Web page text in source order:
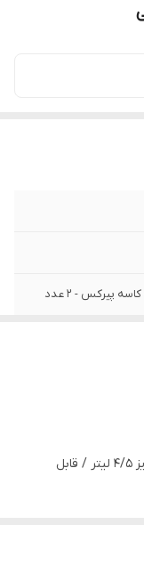
۴ پارچه - پایه استیل - کاسه پیرکس - ۲ عدد
است. پایه و
جنس کاسه سالاد : پیرکس فرانسه وارداتی / سایز ۴/۵ لیتر / قابل